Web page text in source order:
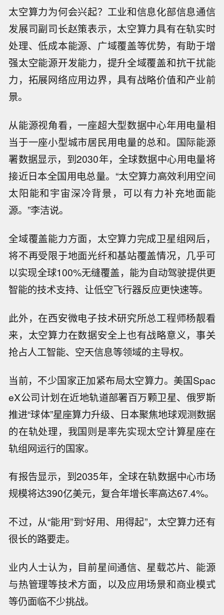
太空算力为何会兴起？工业和信息化部信息通信
发展司副司长赵策表示，太空算力具有在轨实时
处理、低成本能源、广域覆盖等优势，有助于增
强太空能源开发能力，提升全域覆盖和抗干扰能
力，拓展网络应用边界，具有战略价值和产业前
景。
从能源视角看，一座超大型数据中心年用电量相
当于一座小型城市居民用电量的总和。国际能源
署数据显示，到2030年，全球数据中心用电量将
接近日本全国用电总量。“太空算力高效利用空间
太阳能和宇宙深冷背景，可以有力补充地面能
源。”李洁说。
全域覆盖能力方面，太空算力完成卫星组网后，
将不再受限于地面光纤和基站覆盖情况，几乎可
以实现全球100%无缝覆盖，能为自动驾驶提供更
智能的技术支持、让低空飞行器反应更快速等。
此外，在西安微电子技术研究所总工程师杨靓看
来，太空算力在数据安全上也有战略意义，事关
抢占人工智能、空天信息等领域的主导权。
当前，不少国家正加紧布局太空算力。美国Spac
eX公司计划在近地轨道部署百万颗卫星、俄罗斯
推进“球体”星座算力升级、日本聚焦地球观测数据
的在轨处理，我国则是率先实现太空计算星座在
轨组网运行的国家。
有报告显示，到2035年，全球在轨数据中心市场
规模将达390亿美元，复合年增长率高达67.4%。
不过，从“能用”到“好用、用得起”，太空算力还有
很长的路要走。
业内人士认为，目前星间通信、星载芯片、能源
与热管理等技术方面，以及应用场景和商业模式
等仍面临不少挑战。